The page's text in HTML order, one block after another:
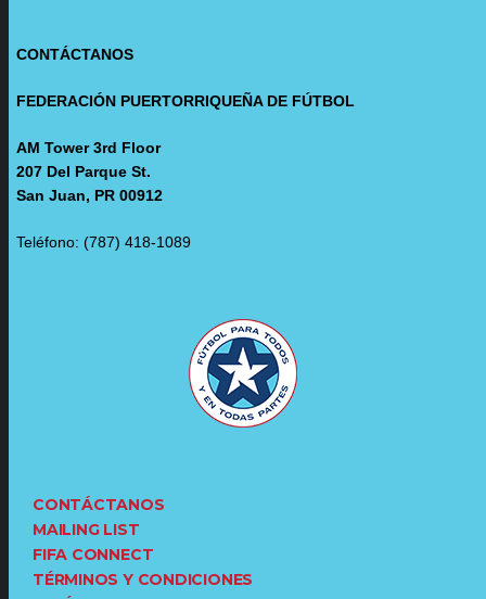
CONTÁCTANOS
FEDERACIÓN PUERTORRIQUEÑA DE FÚTBOL
AM Tower 3rd Floor
207 Del Parque St.
San Juan, PR 00912
Teléfono: (787) 418-1089
CONTÁCTANOS
MAILING LIST
FIFA CONNECT
TÉRMINOS Y CONDICIONES